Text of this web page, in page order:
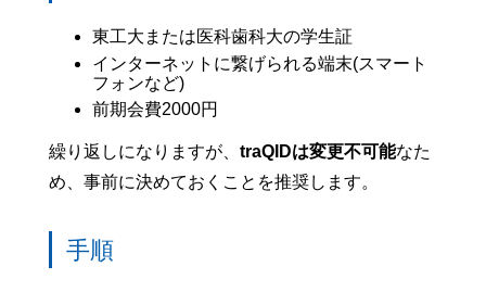
東工大または医科歯科大の学生証
インターネットに繋げられる端末(スマート
フォンなど)
前期会費2000円
繰り返しになりますが、 traQIDは変更不可能なた
め、事前に決めておくことを推奨します。
手順